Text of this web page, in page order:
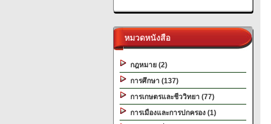
หมวดหนังสือ
กฎหมาย (2)
การศึกษา (137)
การเกษตรและชีววิทยา (77)
การเมืองและการปกครอง (1)